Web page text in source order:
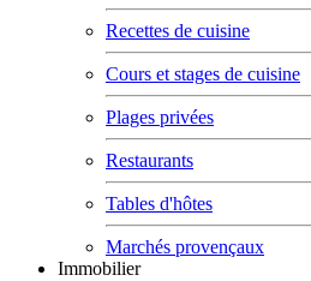
Recettes de cuisine
Cours et stages de cuisine
Plages privées
Restaurants
Tables d'hôtes
Marchés provençaux
Immobilier